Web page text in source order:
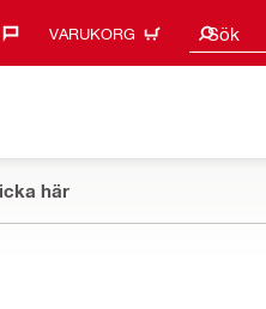
VARUKORG Sök
Sökförslag
här